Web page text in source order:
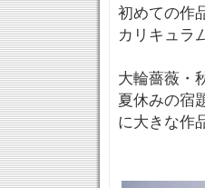
初めての作
カリキュラ
大輪薔薇・
夏休みの宿
に大きな作